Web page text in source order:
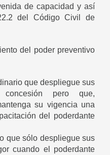
de capacidad y así
del Código Civil de
del poder preventivo
que despliegue sus
pero que,
su vigencia una
del poderdante
que sólo despliegue sus
cuando el poderdante